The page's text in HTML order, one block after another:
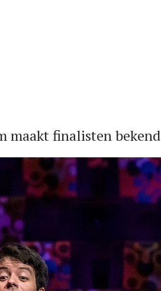
maakt finalisten bekend